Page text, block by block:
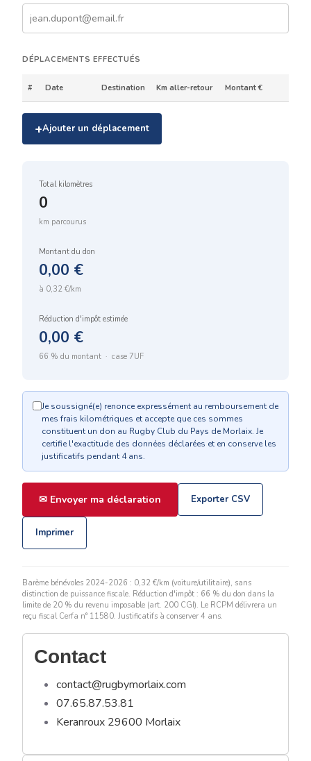
DÉPLACEMENTS EFFECTUÉS
# Date Destination Km aller-retour Montant €
+Ajouter un déplacement
Total kilomètres
0
km parcourus
Montant du don
0,00 €
à 0,32 €/km
Réduction d'impôt estimée
0,00 €
66 % du montant · case 7UF
Je soussigné(e) renonce expressément au remboursement de
mes frais kilométriques et accepte que ces sommes
constituent un don au Rugby Club du Pays de Morlaix. Je
certifie l'exactitude des données déclarées et en conserve les
justificatifs pendant 4 ans.
✉ Envoyer ma déclaration Exporter CSV
Imprimer
Barème bénévoles 2024-2026 : 0,32 €/km (voiture/utilitaire), sans
distinction de puissance fiscale. Réduction d'impôt : 66 % du don dans la
limite de 20 % du revenu imposable (art. 200 CGI). Le RCPM délivrera un
reçu fiscal Cerfa n° 11580. Justificatifs à conserver 4 ans.
Contact
contact@rugbymorlaix.com
07.65.87.53.81
Keranroux 29600 Morlaix